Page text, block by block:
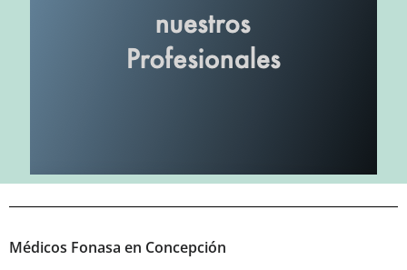
Médicos Fonasa en Concepción